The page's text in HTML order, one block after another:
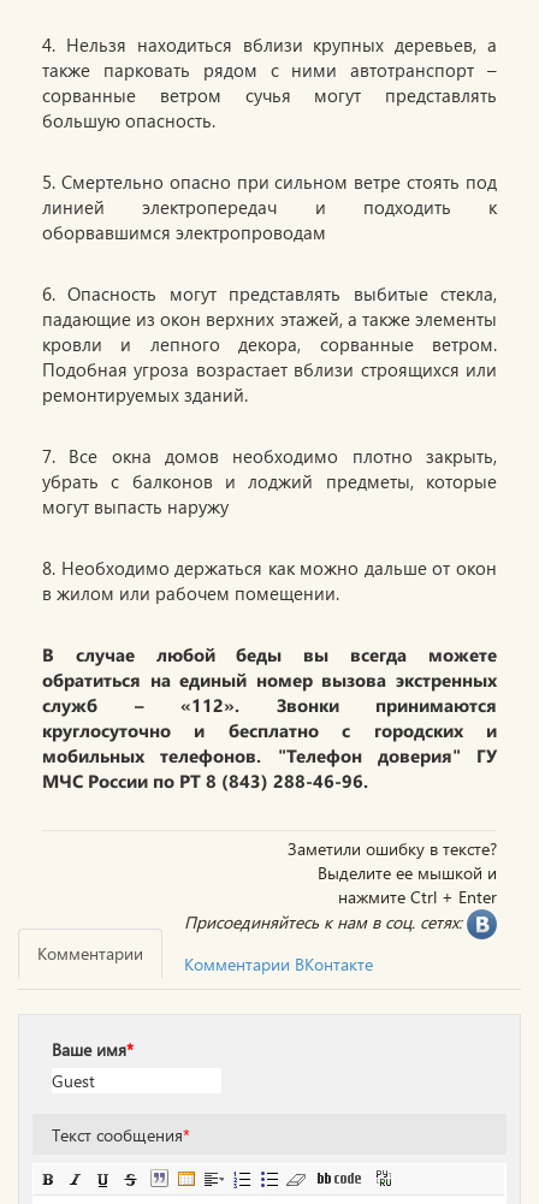
4. Нельзя находиться вблизи крупных деревьев, а
также парковать рядом с ними автотранспорт –
сорванные ветром сучья могут представлять
большую опасность.
5. Смертельно опасно при сильном ветре стоять под
линией электропередач и подходить к
оборвавшимся электропроводам
6. Опасность могут представлять выбитые стекла,
падающие из окон верхних этажей, а также элементы
кровли и лепного декора, сорванные ветром.
Подобная угроза возрастает вблизи строящихся или
ремонтируемых зданий.
7. Все окна домов необходимо плотно закрыть,
убрать с балконов и лоджий предметы, которые
могут выпасть наружу
8. Необходимо держаться как можно дальше от окон
в жилом или рабочем помещении.
В случае любой беды вы всегда можете
обратиться на единый номер вызова экстренных
служб – «112». Звонки принимаются
круглосуточно и бесплатно с городских и
мобильных телефонов. "Телефон доверия" ГУ
МЧС России по РТ 8 (843) 288-46-96.
Заметили ошибку в тексте?
Выделите ее мышкой и
нажмите Ctrl + Enter
Присоединяйтесь к нам в соц. сетях:
Комментарии
Комментарии ВКонтакте
Ваше имя*
Текст сообщения*